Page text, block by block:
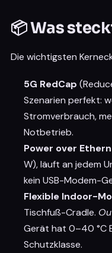
📦 Was
Die wichtigsten
5G RedCap
Szenarien perfekt:
Stromverbrauch,
Notbetrieb.
Power over
W), läuft an jedem
kein USB-Modem-
Flexible Indoor-
Tischfuß-Cradle.
Gerät hat 0–40 °C
Schutzklasse.